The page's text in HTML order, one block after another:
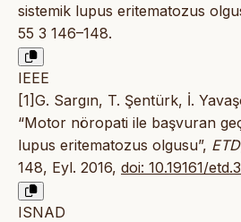
sistemik lupus eritematozus
55 3 146–148.
IEEE
[1]G. Sargın, T. Şentürk, İ.
“Motor nöropati ile başvuran
lupus eritematozus olgusu”, ETD
148, Eyl. 2016, doi: 10.19161/
ISNAD